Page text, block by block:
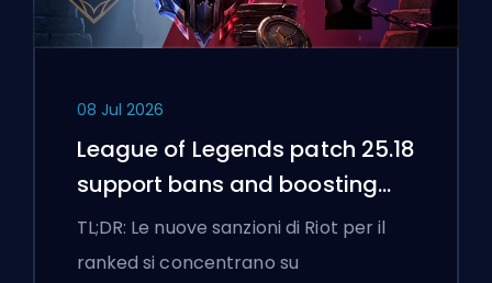
08 Jul 2026
League of Legends patch 25.18
support bans and boosting
flags
TL;DR: Le nuove sanzioni di Riot per il
ranked si concentrano su